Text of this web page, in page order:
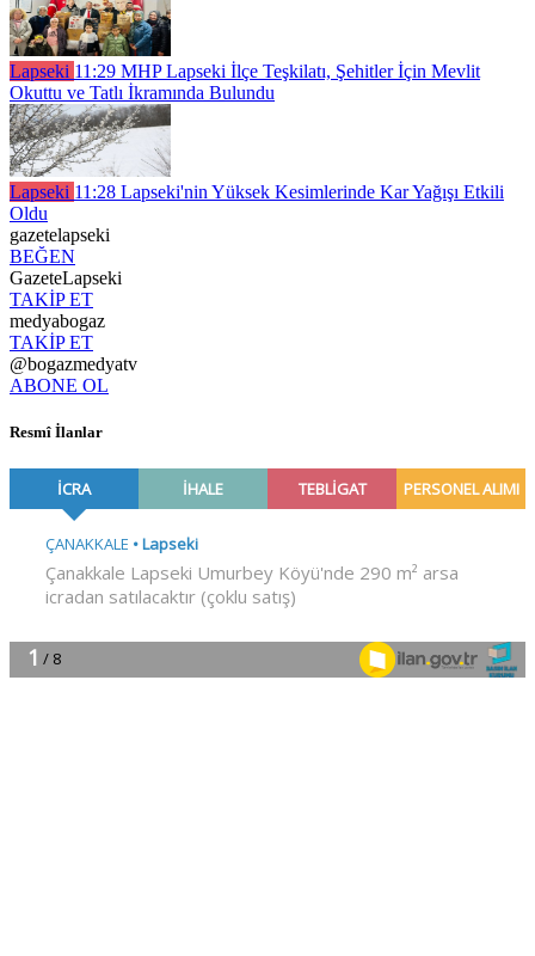
Lapseki 11:29 MHP Lapseki İlçe Teşkilatı, Şehitler İçin Mevlit
Okuttu ve Tatlı İkramında Bulundu
Lapseki 11:28 Lapseki'nin Yüksek Kesimlerinde Kar Yağışı Etkili
Oldu
gazetelapseki
BEĞEN
GazeteLapseki
TAKİP ET
medyabogaz
TAKİP ET
@bogazmedyatv
ABONE OL
Resmî İlanlar